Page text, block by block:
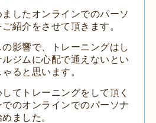
したオンラインでのパーソ
紹介をさせて頂きます。
影響で、トレーニングはし
ジムに心配で通えないとい
ると思います。
てトレーニングをして頂く
のオンラインでのパーソナ
ました。